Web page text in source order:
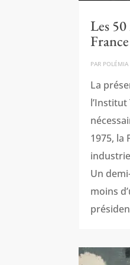
Les
PAR POLÉMIA
La
1975, la
Un
moins